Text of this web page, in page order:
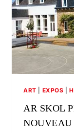
ART EXPOS |
AR SKOL
NOUVEAU